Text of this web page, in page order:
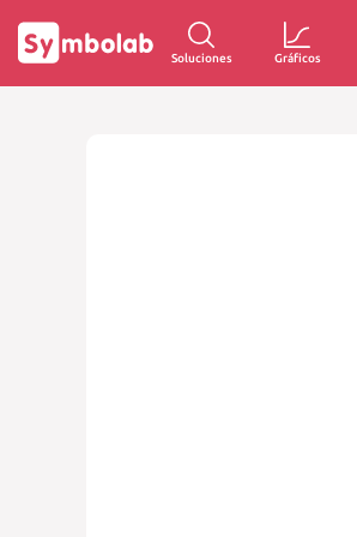
Soluciones Gráficos